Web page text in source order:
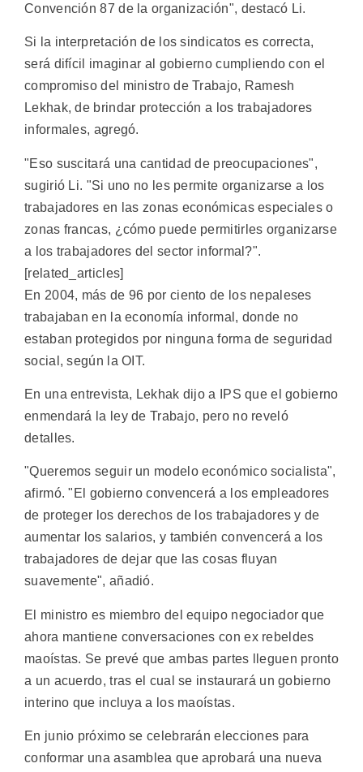
Convención 87 de la organización", destacó Li.
Si la interpretación de los sindicatos es correcta,
será difícil imaginar al gobierno cumpliendo con el
compromiso del ministro de Trabajo, Ramesh
Lekhak, de brindar protección a los trabajadores
informales, agregó.
"Eso suscitará una cantidad de preocupaciones",
sugirió Li. "Si uno no les permite organizarse a los
trabajadores en las zonas económicas especiales o
zonas francas, ¿cómo puede permitirles organizarse
a los trabajadores del sector informal?".
[related_articles]
En 2004, más de 96 por ciento de los nepaleses
trabajaban en la economía informal, donde no
estaban protegidos por ninguna forma de seguridad
social, según la OIT.
En una entrevista, Lekhak dijo a IPS que el gobierno
enmendará la ley de Trabajo, pero no reveló
detalles.
"Queremos seguir un modelo económico socialista",
afirmó. "El gobierno convencerá a los empleadores
de proteger los derechos de los trabajadores y de
aumentar los salarios, y también convencerá a los
trabajadores de dejar que las cosas fluyan
suavemente", añadió.
El ministro es miembro del equipo negociador que
ahora mantiene conversaciones con ex rebeldes
maoístas. Se prevé que ambas partes lleguen pronto
a un acuerdo, tras el cual se instaurará un gobierno
interino que incluya a los maoístas.
En junio próximo se celebrarán elecciones para
conformar una asamblea que aprobará una nueva